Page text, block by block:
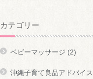
カテゴリー
ベビーマッサージ (2)
沖縄子育て良品アドバイス